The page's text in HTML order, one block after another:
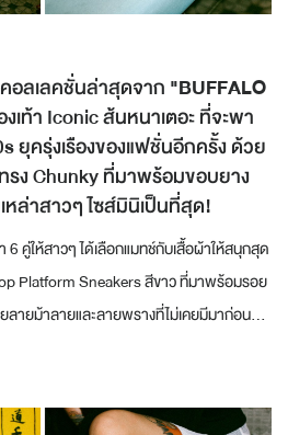
อลเลคชั่นล่าสุดจาก "BUFFALO
เท้า Iconic ส้นหนาเตอะ ที่จะพา
ยุครุ่งเรืองของแฟชั่นอีกครั้ง ด้วย
รง Chunky ที่มาพร้อมขอบยาง
เหล่าสาวๆ ไซส์มินิเป็นที่สุด!
6 คู่ให้สาวๆ ได้เลือกแมทช์กับเสื้อผ้าให้สนุกสุด
Platform Sneakers สีขาว ที่มาพร้อมรอย
ลายม้าลายและลายพรางที่ไม่เคยมีมาก่อน...